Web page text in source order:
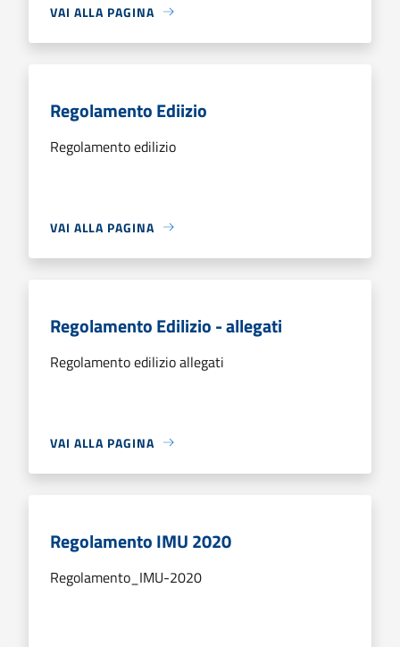
VAI ALLA PAGINA
Regolamento Ediizio
Regolamento edilizio
VAI ALLA PAGINA
Regolamento Edilizio - allegati
Regolamento edilizio allegati
VAI ALLA PAGINA
Regolamento IMU 2020
Regolamento_IMU-2020